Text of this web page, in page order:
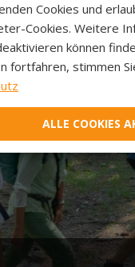
Cookies und
Cookies. Weitere
können
fortfahren, stimmen
ALLE COOKIES